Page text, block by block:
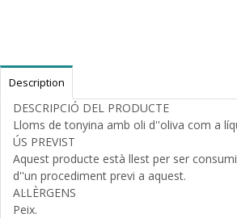
Description
DESCRIPCIÓ DEL PRODUCTE
Lloms de tonyina amb oli d''oliva com a
ÚS PREVIST
Aquest producte està llest per ser
d''un procediment previ a aquest.
AL·LÈRGENS
Peix.